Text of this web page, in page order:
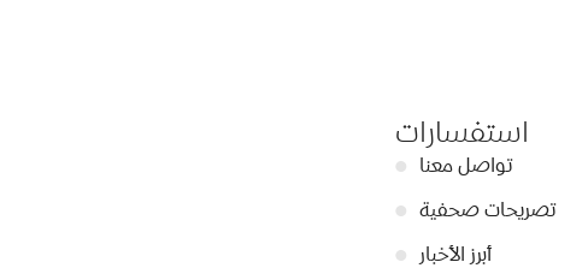
استفسارات
● تواصل معنا
● تصريحات صحفية
●
أبرز الأخبار